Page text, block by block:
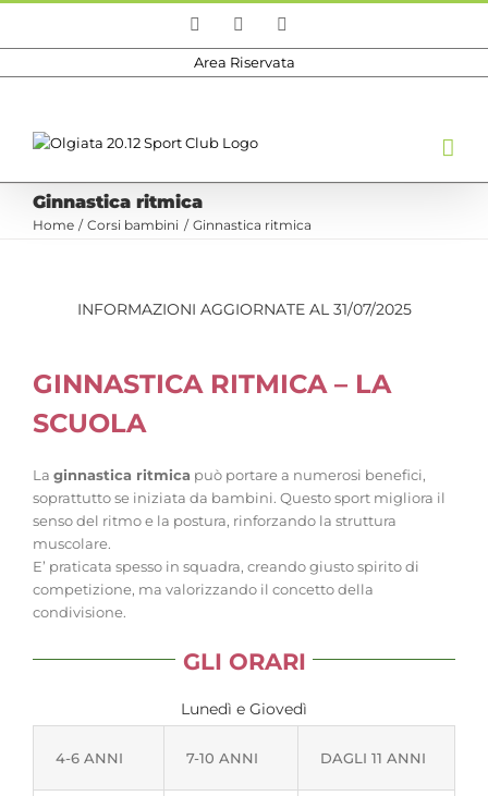
FacebookInstagram
Area Riservata
Ginnastica ritmica
Home Corsi bambini Ginnastica ritmica
INFORMAZIONI AGGIORNATE AL 31/07/2025
GINNASTICA RITMICA – LA
SCUOLA
La ginnastica ritmica può portare a numerosi benefici,
soprattutto se iniziata da bambini. Questo sport migliora il
senso del ritmo e la postura, rinforzando la struttura
muscolare.
E’ praticata spesso in squadra, creando giusto spirito di
competizione, ma valorizzando il concetto della
condivisione.
GLI ORARI
Lunedì e Giovedì
4-6 ANNI 7-10 ANNI DAGLI 11 ANNI